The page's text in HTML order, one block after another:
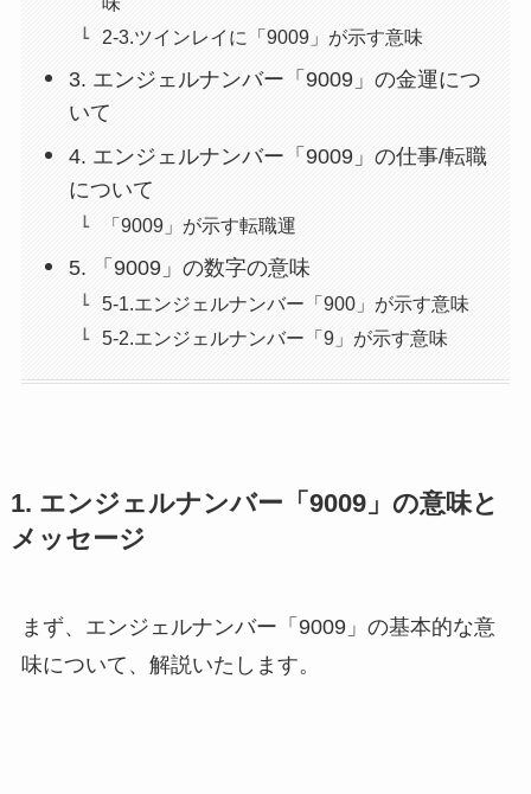
2-3.ツインレイに「9009」が示す意味
3. エンジェルナンバー「9009」の金運につ
いて
4. エンジェルナンバー「9009」の仕事/転職
について
「9009」が示す転職運
5. 「9009」の数字の意味
5-1.エンジェルナンバー「900」が示す意味
5-2.エンジェルナンバー「9」が示す意味
1. エンジェルナンバー「9009」の意味と
メッセージ
まず、エンジェルナンバー「9009」の基本的な意
味について、解説いたします。